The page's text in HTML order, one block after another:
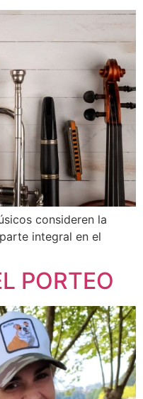
consideren la
integral en el
PORTEO